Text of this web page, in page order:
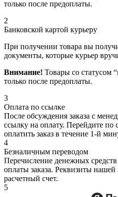
только после предоплаты.
2
Банковской картой курьеру
При получении товара вы
документы, которые курьер
Внимание! Товары со статусом
только после предоплаты.
3
Оплата по ссылке
После обсуждения заказа с
ссылку на оплату. Перейдите по
оплатить заказ в течение 1-й
4
Безналичным переводом
Перечисление денежных
оплаты заказа. Реквизиты
расчетный счет.
5